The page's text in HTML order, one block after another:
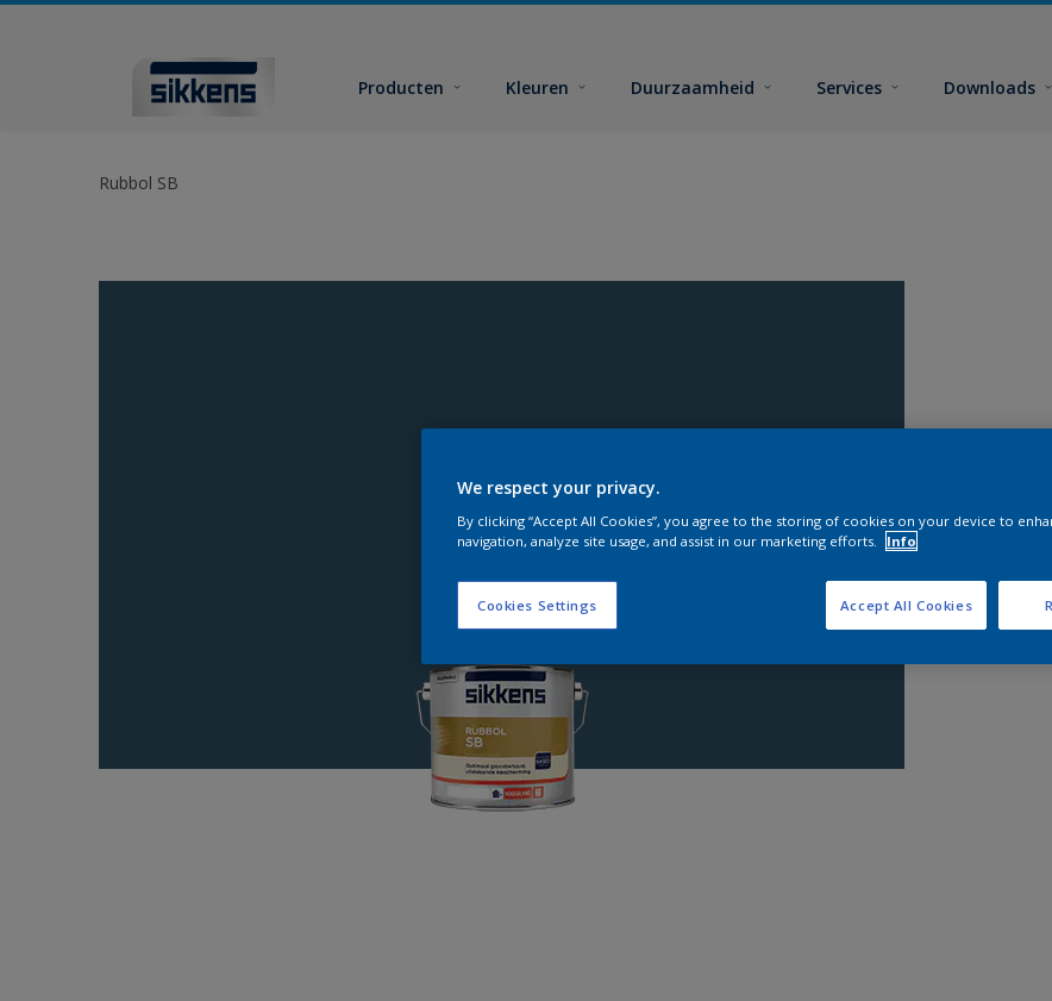
Producten Kleuren Duurzaamheid Services Downloads
Rubbol SB
We respect your privacy.
By clicking “Accept All Cookies”, you agree to the storing of cookies on your device to
navigation, analyze site usage, and assist in our marketing efforts.
Info
Cookies Settings Accept All Cookies